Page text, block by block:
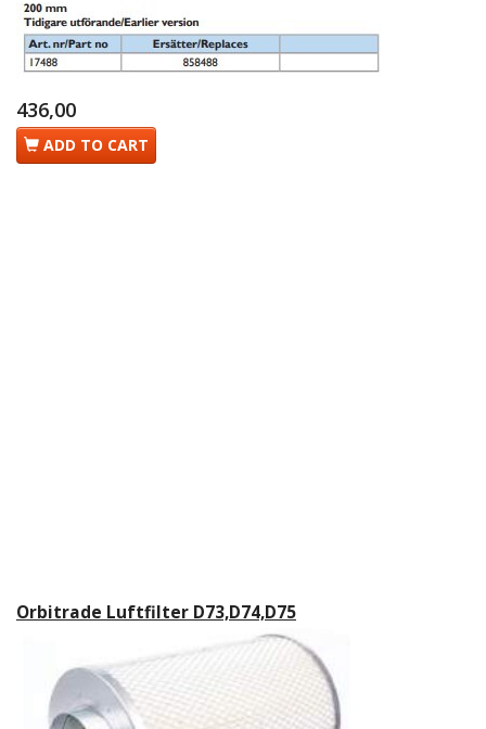
436,00
ADD TO CART
Orbitrade Luftfilter D73,D74,D75